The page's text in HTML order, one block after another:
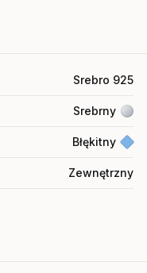
Srebro 925
Srebrny
Błękitny
Zewnętrzny